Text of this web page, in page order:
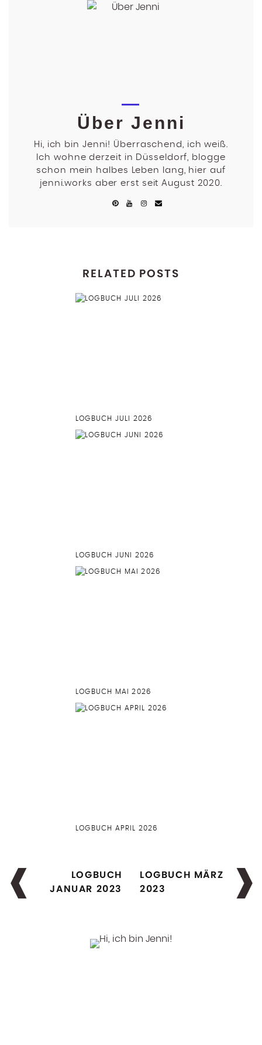
Über Jenni
Hi, ich bin Jenni! Überraschend, ich weiß.
Ich wohne derzeit in Düsseldorf, blogge
schon mein halbes Leben lang, hier auf
jenni.works aber erst seit August 2020.
RELATED POSTS
LOGBUCH JULI 2026
LOGBUCH JUNI 2026
LOGBUCH MAI 2026
LOGBUCH APRIL 2026
LOGBUCH
JANUAR 2023
LOGBUCH MÄRZ
2023